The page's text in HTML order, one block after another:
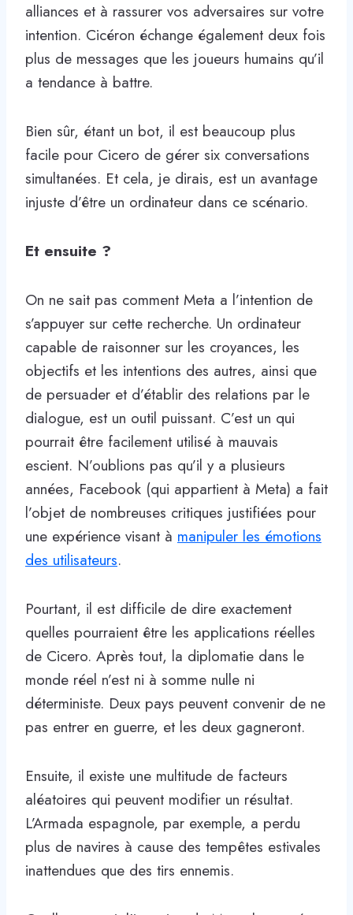
alliances et à rassurer vos adversaires sur votre
intention. Cicéron échange également deux fois
plus de messages que les joueurs humains qu’il
a tendance à battre.
Bien sûr, étant un bot, il est beaucoup plus
facile pour Cicero de gérer six conversations
simultanées. Et cela, je dirais, est un avantage
injuste d’être un ordinateur dans ce scénario.
Et ensuite ?
On ne sait pas comment Meta a l’intention de
s’appuyer sur cette recherche. Un ordinateur
capable de raisonner sur les croyances, les
objectifs et les intentions des autres, ainsi que
de persuader et d’établir des relations par le
dialogue, est un outil puissant. C’est un qui
pourrait être facilement utilisé à mauvais
escient. N’oublions pas qu’il y a plusieurs
années, Facebook (qui appartient à Meta) a fait
l’objet de nombreuses critiques justifiées pour
une expérience visant à manipuler les émotions
des utilisateurs.
Pourtant, il est difficile de dire exactement
quelles pourraient être les applications réelles
de Cicero. Après tout, la diplomatie dans le
monde réel n’est ni à somme nulle ni
déterministe. Deux pays peuvent convenir de ne
pas entrer en guerre, et les deux gagneront.
Ensuite, il existe une multitude de facteurs
aléatoires qui peuvent modifier un résultat.
L’Armada espagnole, par exemple, a perdu
plus de navires à cause des tempêtes estivales
inattendues que des tirs ennemis.